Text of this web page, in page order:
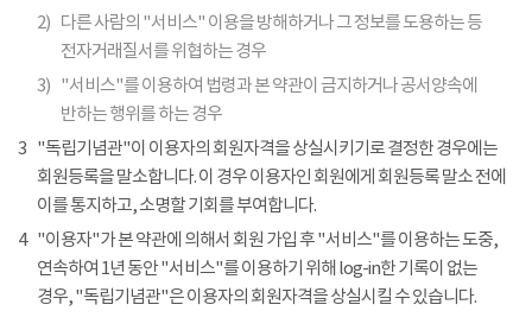
2) 다른 사람의 "서비스" 이용을 방해하거나 그 정보를 도용하는 등
전자거래질서를 위협하는 경우
3) "서비스"를 이용하여 법령과 본 약관이 금지하거나 공서양속에
반하는 행위를 하는 경우
3 "독립기념관"이 이용자의 회원자격을 상실시키기로 결정한 경우에는
회원등록을 말소합니다. 이 경우 이용자인 회원에게 회원등록 말소 전에
이를 통지하고, 소명할 기회를 부여합니다.
4
"이용자"가 본 약관에 의해서 회원 가입 후 "서비스"를 이용하는 도중,
연속하여 1년 동안 "서비스"를 이용하기 위해 log-in한 기록이 없는
경우, "독립기념관"은 이용자의 회원자격을 상실시킬 수 있습니다.